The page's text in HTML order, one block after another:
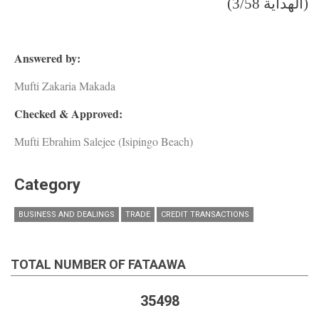
(الهداية 3/58)
Answered by:
Mufti Zakaria Makada
Checked & Approved:
Mufti Ebrahim Salejee (Isipingo Beach)
Category
BUSINESS AND DEALINGS TRADE CREDIT TRANSACTIONS
TOTAL NUMBER OF FATAAWA
35498